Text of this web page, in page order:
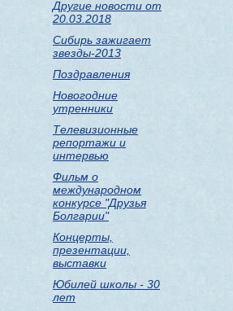
Другие новости от
20.03.2018
Сибирь зажигает
звезды-2013
Поздравления
Новогодние
утренники
Телевизионные
репортажи и
интервью
Фильм о
международном
конкурсе "Друзья
Болгарии"
Концерты,
презентации,
выставки
Юбилей школы - 30
лет